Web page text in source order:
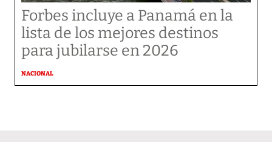
Forbes incluye a Panamá en la
lista de los mejores destinos
para jubilarse en 2026
NACIONAL